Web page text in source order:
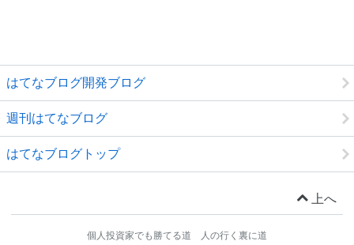
はてなブログ開発ブログ
週刊はてなブログ
はてなブログトップ
上へ
個人投資家でも勝てる道 人の行く裏に道